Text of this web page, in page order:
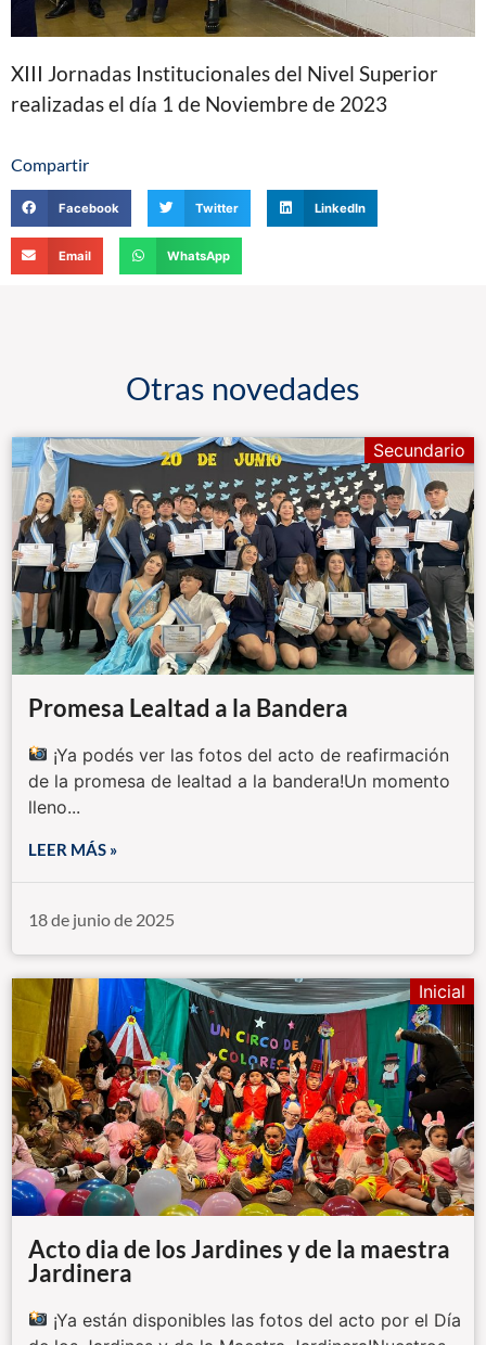
XIII Jornadas Institucionales del Nivel Superior
realizadas el día 1 de Noviembre de 2023
Compartir
Facebook Twitter LinkedIn
Email WhatsApp
Otras novedades
Promesa Lealtad a la Bandera
¡Ya podés ver las fotos del acto de reafirmación
de la promesa de lealtad a la bandera!Un momento
lleno...
LEER MÁS »
Secundario
18 de junio de 2025
Acto dia de los Jardines y de la maestra
Jardinera
¡Ya están disponibles las fotos del acto por el Día
Inicial